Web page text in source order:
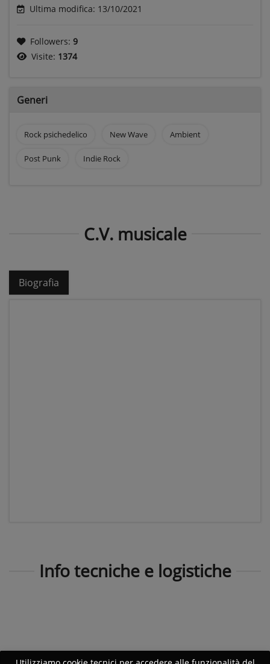
Ultima modifica: 13/10/2021
Followers: 9
Visite: 1374
Generi
Rock psichedelico New Wave Ambient
Post Punk Indie Rock
C.V. musicale
Biografia
Info tecniche e logistiche